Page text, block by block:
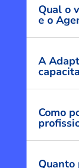
Qual o
e o
A
Como
Quanto